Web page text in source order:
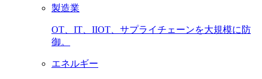
製造業
OT、IT、IIOT、サプライチェーンを大規模に防
御。
エネルギー